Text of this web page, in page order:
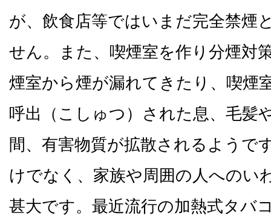
が、飲食店等ではいまだ完全禁煙
せん。また、喫煙室を作り分煙対
煙室から煙が漏れてきたり、喫煙
呼出（こしゅつ）された息、毛髪
間、有害物質が拡散されるようで
けでなく、家族や周囲の人へのい
甚大です。最近流行の加熱式タバ